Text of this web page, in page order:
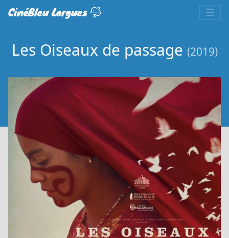
CinéBleu Lorgues
Les Oiseaux de passage (2019)